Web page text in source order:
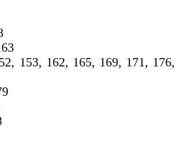
153, 162, 165, 169, 171, 176,